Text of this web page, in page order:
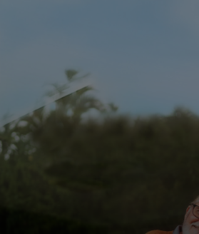
Para empresas
Para el mundo
Noticias y tendencias